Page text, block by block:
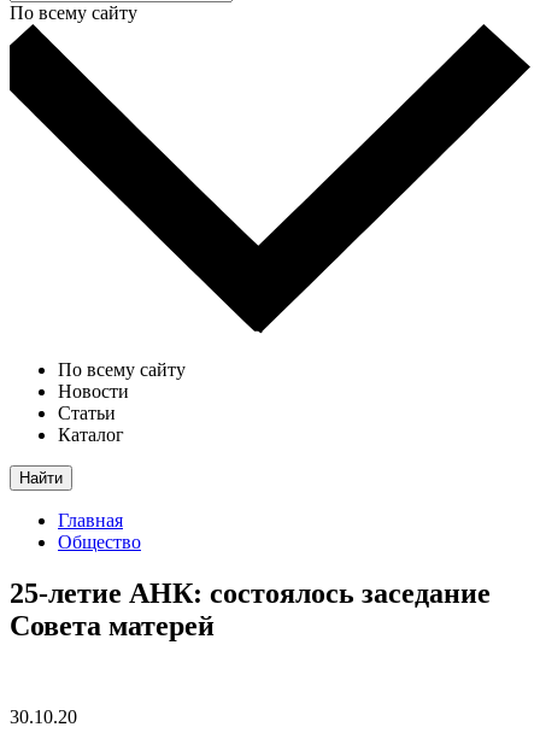
По всему сайту
По всему сайту
Новости
Статьи
Каталог
Найти
Главная
Общество
25-летие АНК: состоялось заседание
Совета матерей
30.10.20